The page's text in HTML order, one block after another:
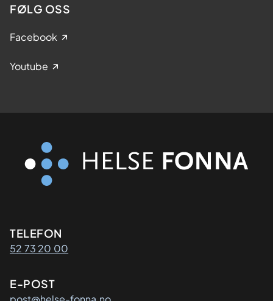
FØLG OSS
Facebook
Youtube
Kontaktinformasjon
TELEFON
52 73 20 00
E-POST